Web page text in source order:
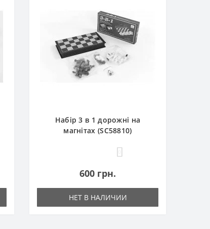
Набір 3 в 1 дорожні на
магнітах (SC58810)
600 грн.
НЕТ В НАЛИЧИИ